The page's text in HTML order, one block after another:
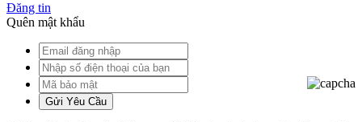
Đăng tin
Quên mật khẩu
Gửi Yêu Cầu